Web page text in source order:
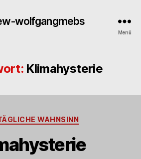
wolfgangmebs
Menü
Klimahysterie
Kategorien
WAHNSINN